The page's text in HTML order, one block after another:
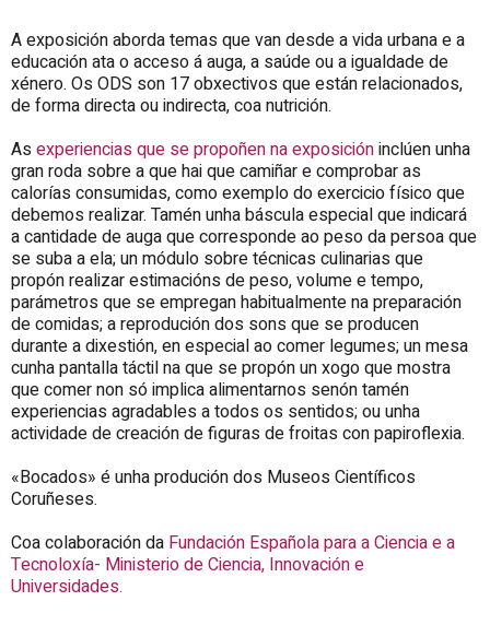
A exposición aborda temas que van desde a vida urbana e a
educación ata o acceso á auga, a saúde ou a igualdade de
xénero. Os ODS son 17 obxectivos que están relacionados,
de forma directa ou indirecta, coa nutrición.
As experiencias que se propoñen na exposicióninclúen unha
gran roda sobre a que hai que camiñar e comprobar as
calorías consumidas, como exemplo do exercicio físico que
debemos realizar. Tamén unha báscula especial que indicará
a cantidade de auga que corresponde ao peso da persoa que
se suba a ela; un módulo sobre técnicas culinarias que
propón realizar estimacións de peso, volume e tempo,
parámetros que se empregan habitualmente na preparación
de comidas; a reprodución dos sons que se producen
durante a dixestión, en especial ao comer legumes; un mesa
cunha pantalla táctil na que se propón un xogo que mostra
que comer non só implica alimentarnos senón tamén
experiencias agradables a todos os sentidos; ou unha
actividade de creación de figuras de froitas con papiroflexia.
«Bocados» é unha produción dos Museos Científicos
Coruñeses.
Coa colaboración da Fundación Española para a Ciencia e a
Tecnoloxía- Ministerio de Ciencia, Innovación e
Universidades.